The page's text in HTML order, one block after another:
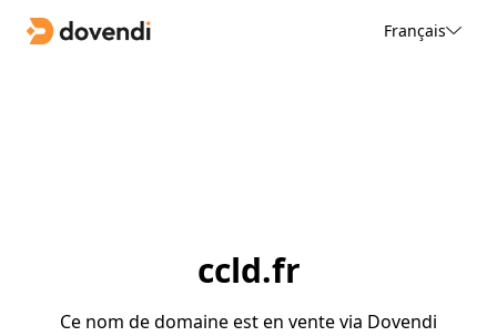
Français
ccld.fr
Ce nom de domaine est en vente via Dovendi